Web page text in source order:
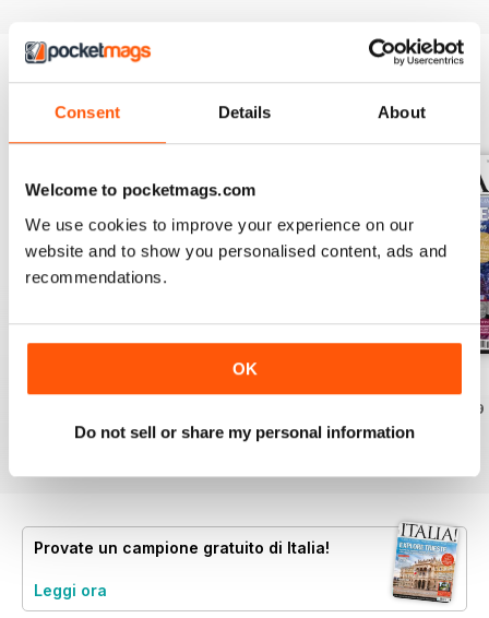
Consent Details About
Welcome to pocketmags.com
We use cookies to improve your experience on our
website and to show you personalised content, ads and
recommendations.
OK
Do not sell or share my personal information
EDIZIONI INDIETRO Visualizza tutti
Al carrello
Apr/May 2026
Vista|Al carrello
€6,99
Vista|Al carrello
Provate un campione gratuito di Italia!
Leggi ora